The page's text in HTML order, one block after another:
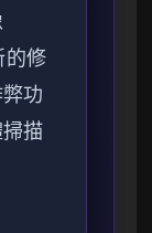
的修
功
描